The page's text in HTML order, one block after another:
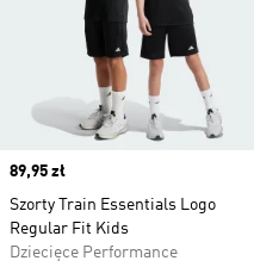
Price
89,95 zł
Szorty Train Essentials Logo
Regular Fit Kids
Dziecięce Performance